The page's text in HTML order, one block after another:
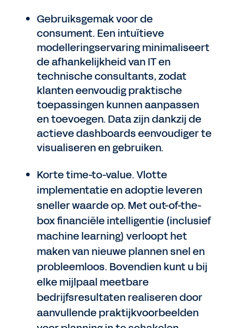
Gebruiksgemak voor de
consument. Een intuïtieve
modelleringservaring minimaliseert
de afhankelijkheid van IT en
technische consultants, zodat
klanten eenvoudig praktische
toepassingen kunnen aanpassen
en toevoegen. Data zijn dankzij de
actieve dashboards eenvoudiger te
visualiseren en gebruiken.
Korte time-to-value. Vlotte
implementatie en adoptie leveren
sneller waarde op. Met out-of-the-
box financiële intelligentie (inclusief
machine learning) verloopt het
maken van nieuwe plannen snel en
probleemloos. Bovendien kunt u bij
elke mijlpaal meetbare
bedrijfsresultaten realiseren door
aanvullende praktijkvoorbeelden